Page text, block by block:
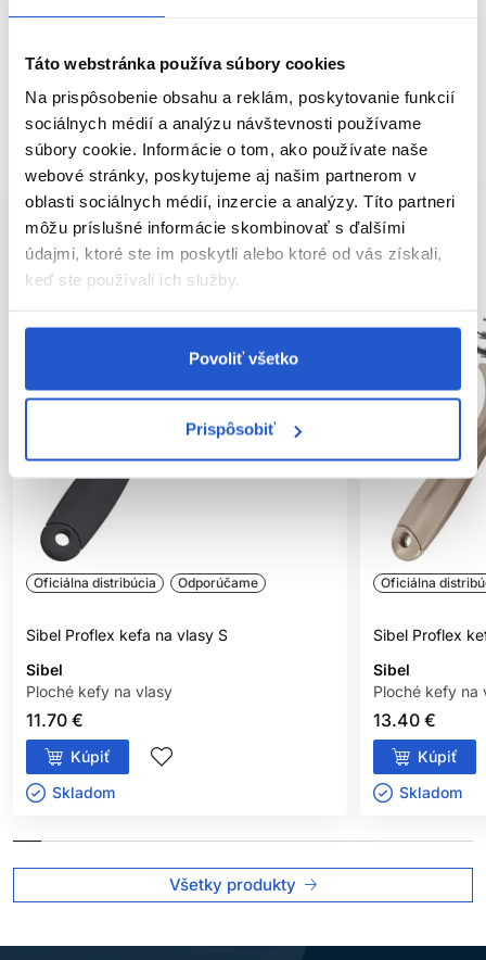
Táto webstránka používa súbory cookies
Na prispôsobenie obsahu a reklám, poskytovanie funkcií
sociálnych médií a analýzu návštevnosti používame
súbory cookie. Informácie o tom, ako používate naše
webové stránky, poskytujeme aj našim partnerom v
oblasti sociálnych médií, inzercie a analýzy. Títo partneri
môžu príslušné informácie skombinovať s ďalšími
údajmi, ktoré ste im poskytli alebo ktoré od vás získali,
keď ste používali ich služby.
Povoliť všetko
Prispôsobiť
SÚVISIACE PRODUKTY
Oficiálna distribúcia Odporúčame
Sibel Proflex kefa na vlasy S
Sibel
Ploché kefy na vlasy
11.70 €
Kúpiť
Skladom ㅤ
Oficiálna
Sibel Proflex
Sibel
Ploché kefy na
13.40 €
Kúpiť
Skladom ㅤ
Všetky produkty